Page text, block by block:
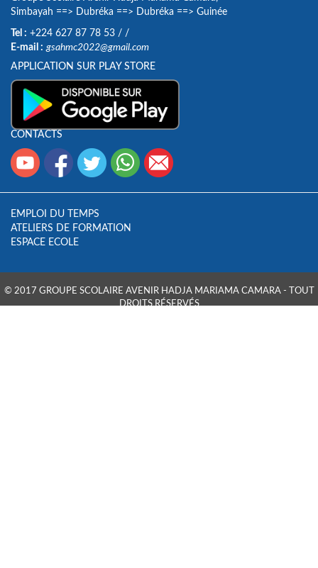
Simbayah ==> Dubréka ==> Dubréka ==> Guinée
Tel : +224 627 87 78 53 / /
E-mail : gsahmc2022@gmail.com
APPLICATION SUR PLAY STORE
CONTACTS
EMPLOI DU TEMPS
ATELIERS DE FORMATION
ESPACE ECOLE
© 2017 GROUPE SCOLAIRE AVENIR HADJA MARIAMA CAMARA - TOUT
DROITS RÉSERVÉS